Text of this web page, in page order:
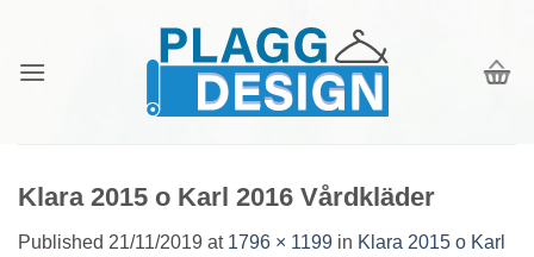
content
Klara 2015 o Karl 2016 Vårdkläder
Published 21/11/2019 at 1796 × 1199 in Klara 2015 o Karl